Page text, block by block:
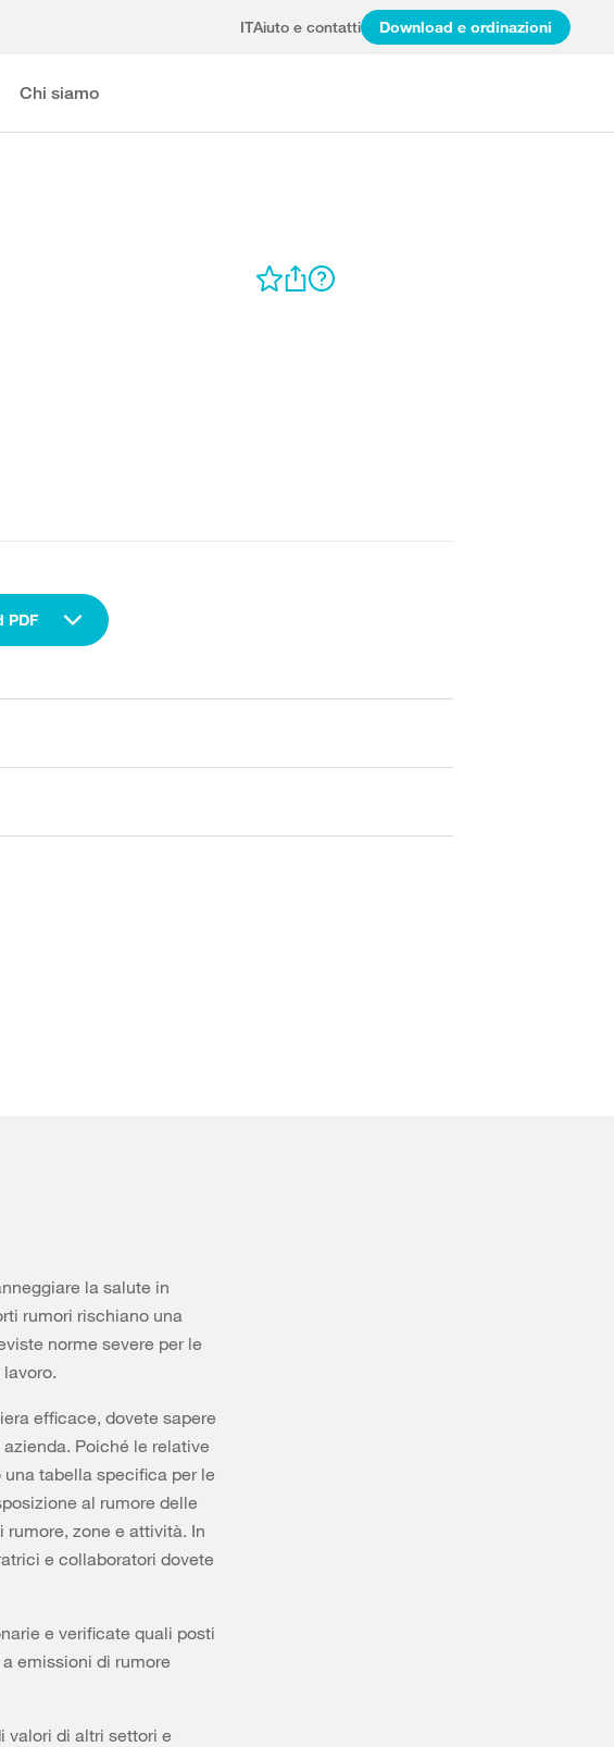
ITAiuto e contatti Download e ordinazioni
Chi siamo
PDF
la salute in
rumori rischiano una
norme severe per le
efficace, dovete sapere
Poiché le relative
tabella specifica per le
al rumore delle
zone e attività. In
e collaboratori dovete
e verificate quali posti
emissioni di rumore
valori di altri settori e